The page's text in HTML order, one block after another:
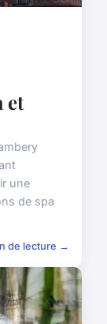
et
une
de spa
de lecture →